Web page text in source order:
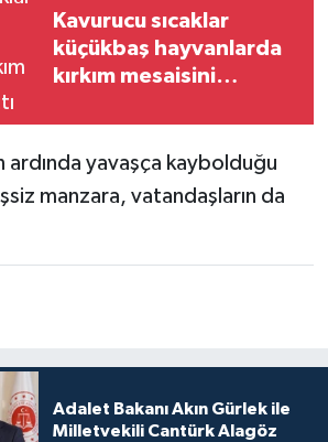
Kavurucu sıcaklar
küçükbaş hayvanlarda
kırkım mesaisini
ardında yavaşça kaybolduğu
manzara, vatandaşların da
Adalet Bakanı Akın Gürlek ile
Milletvekili Cantürk Alagöz